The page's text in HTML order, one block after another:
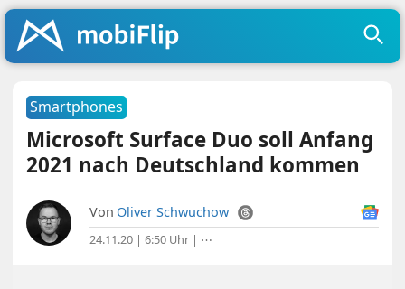
Smartphones
Microsoft Surface Duo soll Anfang
2021 nach Deutschland kommen
Von Oliver Schwuchow
24.11.20 | 6:50 Uhr | ⋯